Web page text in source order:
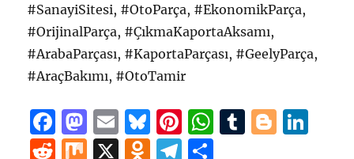
#SanayiSitesi, #OtoParça, #EkonomikParça,
#OrijinalParça, #ÇıkmaKaportaAksamı,
#ArabaParçası, #KaportaParçası, #GeelyParça,
#AraçBakımı, #OtoTamir
F
a
M
a
E
m
B
lu
Pi
n
W T
B
R
M X
O
T